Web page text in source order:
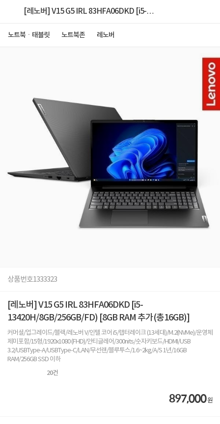
[레노버] V15 G5 IRL 83HFA06DKD [i5-
노트북ㆍ태블릿 노트북존 레노버
상품번호1333323
[레노버] V15 G5 IRL 83HFA06DKD [i5-
13420H/8GB/256GB/FD) [8GB RAM 추가(총16GB)]
커머셜/업그레이드/블랙/레노버 V/인텔 코어 i5/랩터레이크 (13세대)/M.2(NVMe)/운영체
제미포함/15형/1920x1080 (FHD)/안티글레어/300nits/숫자키보드/HDMI/USB
3.2/USBType-A/USBType-C/LAN/무선랜/블루투스/1.6~2kg/A/S 1년/16GB
RAM/256GB SSD 이하
20건
897,000원